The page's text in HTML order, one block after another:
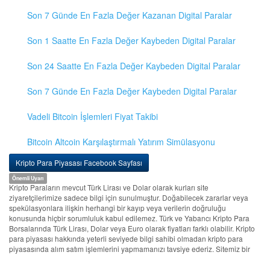
Son 7 Günde En Fazla Değer Kazanan Digital Paralar
Son 1 Saatte En Fazla Değer Kaybeden Digital Paralar
Son 24 Saatte En Fazla Değer Kaybeden Digital Paralar
Son 7 Günde En Fazla Değer Kaybeden Digital Paralar
Vadeli Bitcoin İşlemleri Fiyat Takibi
Bitcoin Altcoin Karşılaştırmalı Yatırım Simülasyonu
Kripto Para Piyasası Facebook Sayfası
Önemli Uyarı
Kripto Paraların mevcut Türk Lirası ve Dolar olarak kurları site
ziyaretçilerimize sadece bilgi için sunulmuştur. Doğabilecek zararlar veya
spekülasyonlara ilişkin herhangi bir kayıp veya verilerin doğruluğu
konusunda hiçbir sorumluluk kabul edilemez. Türk ve Yabancı Kripto Para
Borsalarında Türk Lirası, Dolar veya Euro olarak fiyatları farklı olabilir. Kripto
para piyasası hakkında yeterli seviyede bilgi sahibi olmadan kripto para
piyasasında alım satım işlemlerini yapmamanızı tavsiye ederiz. Sitemiz bir